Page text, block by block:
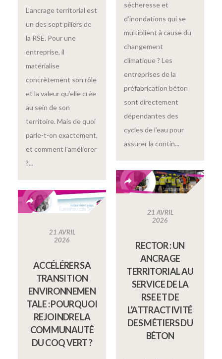
sécheresse et
d’inondations qui se
multiplient à cause du
changement
climatique ? Les
entreprises de la
préfabrication béton
sont directement
dépendantes des
cycles de l’eau pour
assurer la contin...
L’ancrage territorial est
un des sept piliers de
la RSE. Pour une
entreprise, il
matérialise
concrètement son rôle
et la valeur qu’elle crée
au sein de son
territoire. Mais de quoi
parle-t-on exactement,
et comment l'améliorer
?...
21 AVRIL
2026
RECTOR : UN
ANCRAGE
TERRITORIAL AU
SERVICE DE LA
RSE ET DE
L’ATTRACTIVITÉ
DES MÉTIERS DU
BÉTON
21 AVRIL
2026
ACCÉLÉRER SA
TRANSITION
ENVIRONNEMEN
TALE : POURQUOI
REJOINDRE LA
COMMUNAUTÉ
DU COQ VERT ?